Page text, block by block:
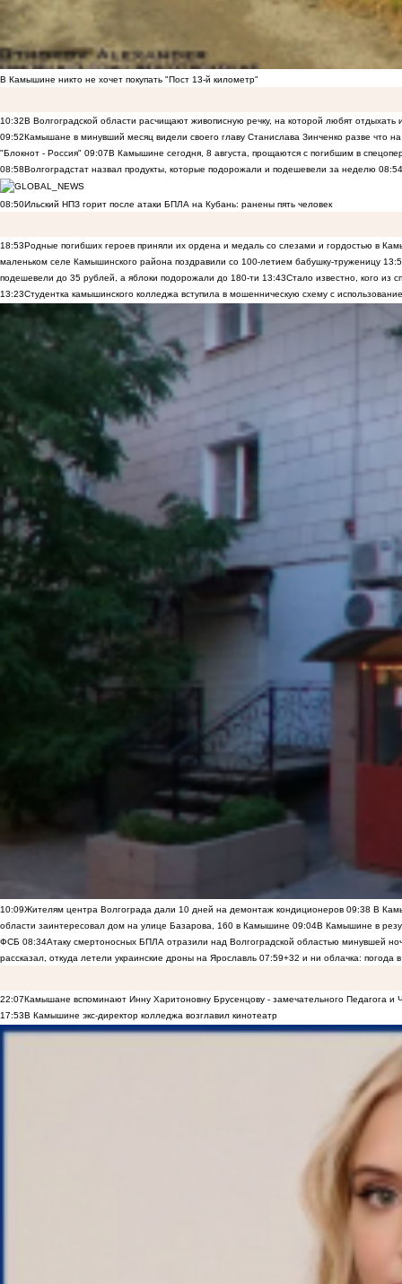
В Камышине никто не хочет покупать "Пост 13-й километр"
10:32В Волгоградской области расчищают живописную речку, на которой любят отдыхать
09:52Камышане в минувший месяц видели своего главу Станислава Зинченко разве что
"Блокнот - Россия" 09:07В Камышине сегодня, 8 августа, прощаются с погибшим в
08:58Волгоградстат назвал продукты, которые подорожали и подешевели за неделю 08:54
08:50Ильский НПЗ горит после атаки БПЛА на Кубань: ранены пять человек
18:53Родные погибших героев приняли их ордена и медаль со слезами и гордостью в
маленьком селе Камышинского района поздравили со 100-летием бабушку-труженицу
подешевели до 35 рублей, а яблоки подорожали до 180-ти 13:43Стало известно, кого из
13:23Студентка камышинского колледжа вступила в мошенническую схему с
10:09Жителям центра Волгограда дали 10 дней на демонтаж кондиционеров 09:38 В
области заинтересовал дом на улице Базарова, 160 в Камышине 09:04В Камышине в
ФСБ 08:34Атаку смертоносных БПЛА отразили над Волгоградской областью минувшей
рассказал, откуда летели украинские дроны на Ярославль 07:59+32 и ни облачка: погода
22:07Камышане вспоминают Инну Харитоновну Брусенцову - замечательного Педагога и
17:53В Камышине экс-директор колледжа возглавил кинотеатр